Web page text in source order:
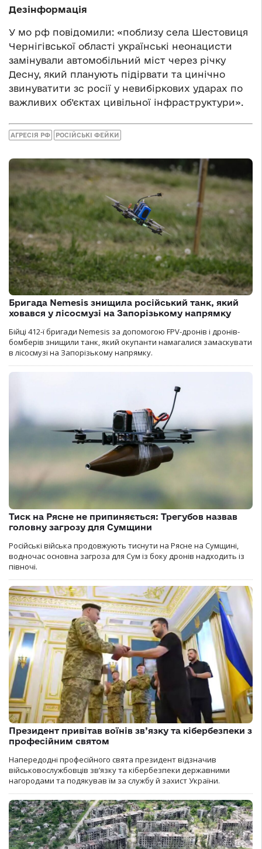
Дезінформація
У мо рф повідомили: «поблизу села Шестовиця
Чернігівської області українські неонацисти
замінували автомобільний міст через річку
Десну, який планують підірвати та цинічно
звинуватити зс росії у невибіркових ударах по
важливих об’єктах цивільної інфраструктури».
АГРЕСІЯ РФ РОСІЙСЬКІ ФЕЙКИ
Бригада Nemesis знищила російський танк, який
ховався у лісосмузі на Запорізькому напрямку
Бійці 412-ї бригади Nemesis за допомогою FPV-дронів і дронів-
бомберів знищили танк, який окупанти намагалися замаскувати
в лісосмузі на Запорізькому напрямку.
Тиск на Рясне не припиняється: Трегубов назвав
головну загрозу для Сумщини
Російські війська продовжують тиснути на Рясне на Сумщині,
водночас основна загроза для Сум із боку дронів надходить із
півночі.
Президент привітав воїнів зв’язку та кібербезпеки з
професійним святом
Напередодні професійного свята президент відзначив
військовослужбовців зв’язку та кібербезпеки державними
нагородами та подякував їм за службу й захист України.